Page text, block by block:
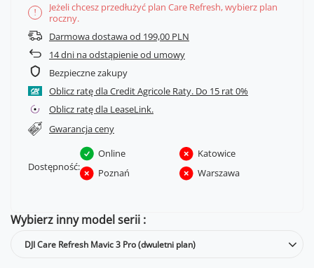
Wybierz inny model serii
DJI Care Refresh Mavic 3 Pro (dwuletni plan)
!
Jeżeli chcesz przedłużyć plan Care Refresh, wybierz plan
roczny.
Darmowa dostawa od 199,00 PLN
14dni na odstąpienie od umowy
Bezpieczne zakupy
Oblicz ratę dla Credit Agricole Raty.
Oblicz ratę dla LeaseLink.
Gwarancja ceny
Dostępność:
Online
Katowice
Poznań
Warszawa